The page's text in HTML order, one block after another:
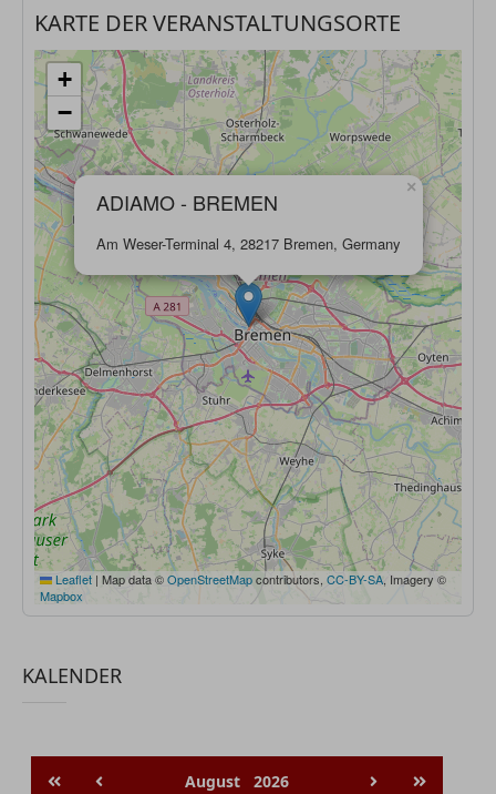
KARTE DER VERANSTALTUNGSORTE
ADIAMO - BREMEN
Am Weser-Terminal 4, 28217 Bremen, Germany
×
+
−
Leaflet | Map data ©OpenStreetMapcontributors, CC-BY-SA, Imagery ©
Mapbox
KALENDER
August 2026